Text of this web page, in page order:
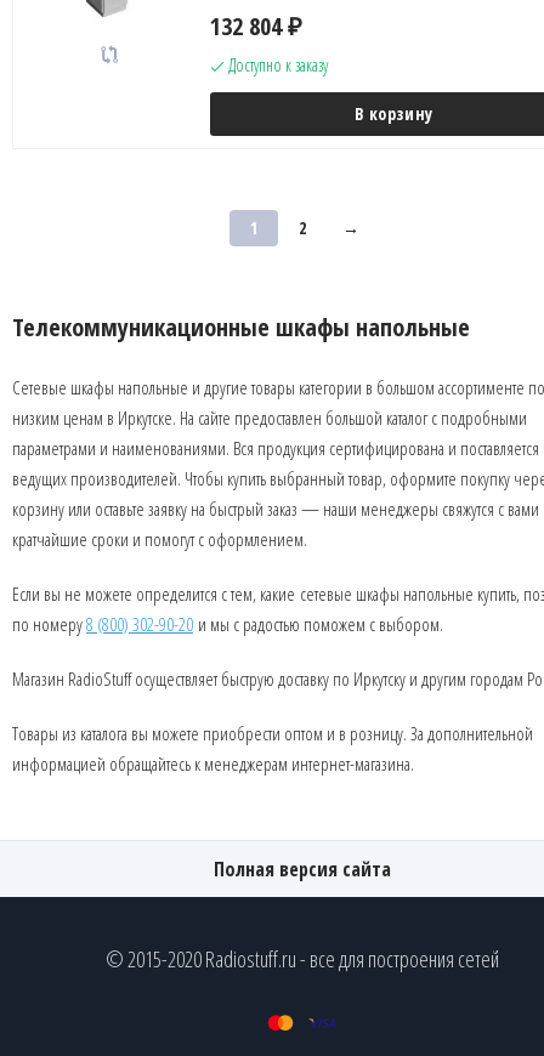
132 804 ₽
Доступно к заказу
В корзину
1 2 →
Телекоммуникационные шкафы напольные
Сетевые шкафы напольные и другие товары категории в большом ассортименте по
низким ценам в Иркутске. На сайте предоставлен большой каталог с подробными
параметрами и наименованиями. Вся продукция сертифицирована и поставляется
ведущих производителей. Чтобы купить выбранный товар, оформите покупку
корзину или оставьте заявку на быстрый заказ — наши менеджеры свяжутся с вами
кратчайшие сроки и помогут с оформлением.
Если вы не можете определится с тем, какие сетевые шкафы напольные купить,
по номеру8 (800) 302-90-20 и мы с радостью поможем с выбором.
Магазин RadioStuff осуществляет быструю доставку по Иркутску и другим городам
Товары из каталога вы можете приобрести оптом и в розницу. За дополнительной
информацией обращайтесь к менеджерам интернет-магазина.
Полная версия сайта
© 2015-2020 Radiostuff.ru - все для построения сетей